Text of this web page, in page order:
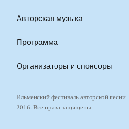
Авторская музыка
Программа
Организаторы и спонсоры
Ильменский фестиваль авторской песни
2016. Все права защищены